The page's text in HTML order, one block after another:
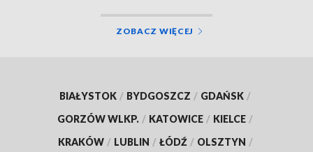
ZOBACZ WIĘCEJ
BIAŁYSTOK / BYDGOSZCZ / GDAŃSK /
GORZÓW WLKP. / KATOWICE / KIELCE /
KRAKÓW / LUBLIN / ŁÓDŹ / OLSZTYN /